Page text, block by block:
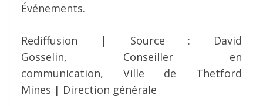
Événements.
Rediffusion | Source : David
Gosselin, Conseiller en
communication, Ville de Thetford
Mines | Direction générale